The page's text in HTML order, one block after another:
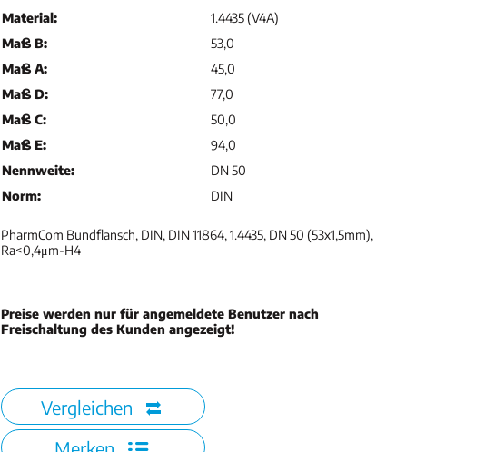
Material:
1.4435 (V4A)
Maß B:
53,0
Maß A:
45,0
Maß D:
77,0
Maß C:
50,0
Maß E:
94,0
Nennweite:
DN 50
Norm:
DIN
PharmCom Bundflansch, DIN, DIN 11864, 1.4435, DN 50 (53x1,5mm),
Ra<0,4μm-H4
Preise werden nur für angemeldete Benutzer nach
Freischaltung des Kunden angezeigt!
Vergleichen